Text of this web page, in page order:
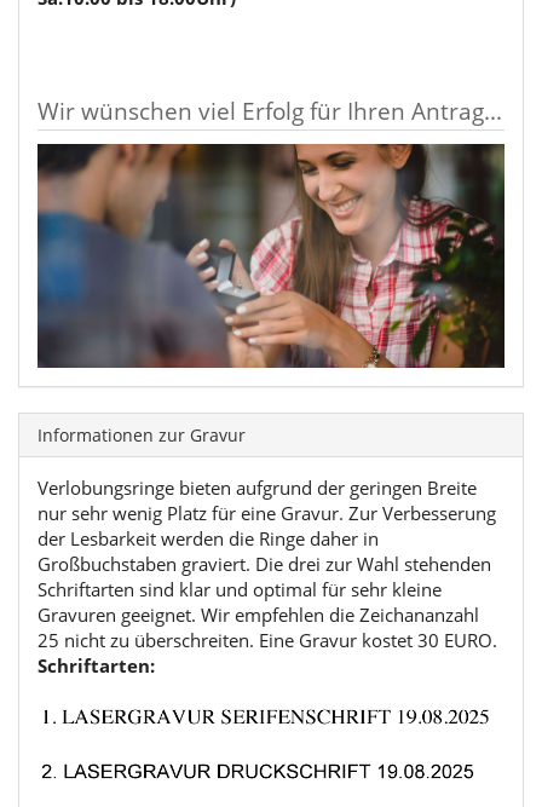
Wir wünschen viel Erfolg für Ihren Antrag...
Informationen zur Gravur
Verlobungsringe bieten aufgrund der geringen Breite
nur sehr wenig Platz für eine Gravur. Zur Verbesserung
der Lesbarkeit werden die Ringe daher in
Großbuchstaben graviert. Die drei zur Wahl stehenden
Schriftarten sind klar und optimal für sehr kleine
Gravuren geeignet. Wir empfehlen die Zeichananzahl
25 nicht zu überschreiten. Eine Gravur kostet 30 EURO.
Schriftarten: